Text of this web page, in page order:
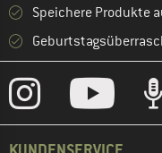
Speichere Produkte